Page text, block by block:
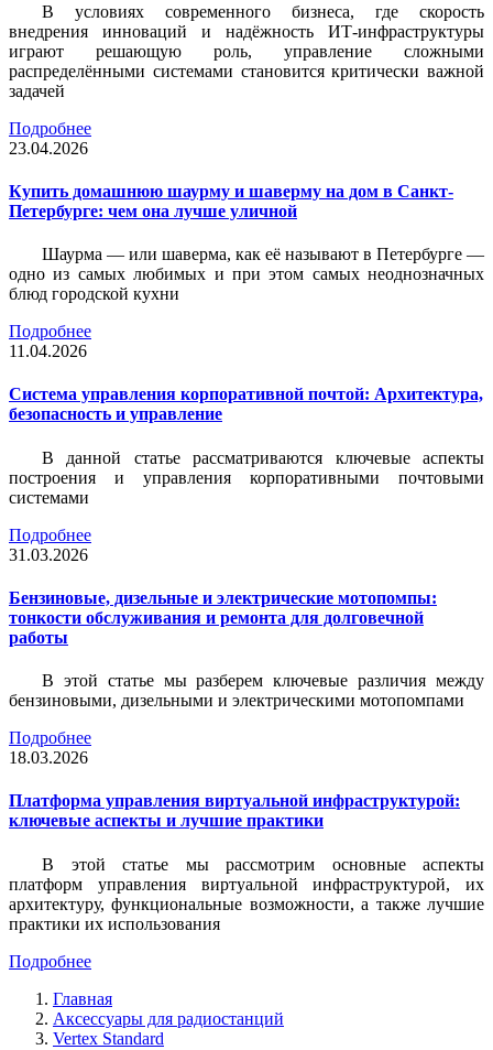
В условиях современного бизнеса, где скорость
внедрения инноваций и надёжность ИТ-инфраструктуры
играют решающую роль, управление сложными
распределёнными системами становится критически важной
задачей
Подробнее
23.04.2026
Купить домашнюю шаурму и шаверму на дом в Санкт-
Петербурге: чем она лучше уличной
Шаурма — или шаверма, как её называют в Петербурге —
одно из самых любимых и при этом самых неоднозначных
блюд городской кухни
Подробнее
11.04.2026
Система управления корпоративной почтой: Архитектура,
безопасность и управление
В данной статье рассматриваются ключевые аспекты
построения и управления корпоративными почтовыми
системами
Подробнее
31.03.2026
Бензиновые, дизельные и электрические мотопомпы:
тонкости обслуживания и ремонта для долговечной
работы
В этой статье мы разберем ключевые различия между
бензиновыми, дизельными и электрическими мотопомпами
Подробнее
18.03.2026
Платформа управления виртуальной инфраструктурой:
ключевые аспекты и лучшие практики
В этой статье мы рассмотрим основные аспекты
платформ управления виртуальной инфраструктурой, их
архитектуру, функциональные возможности, а также лучшие
практики их использования
Подробнее
Главная
Аксессуары для радиостанций
Vertex Standard